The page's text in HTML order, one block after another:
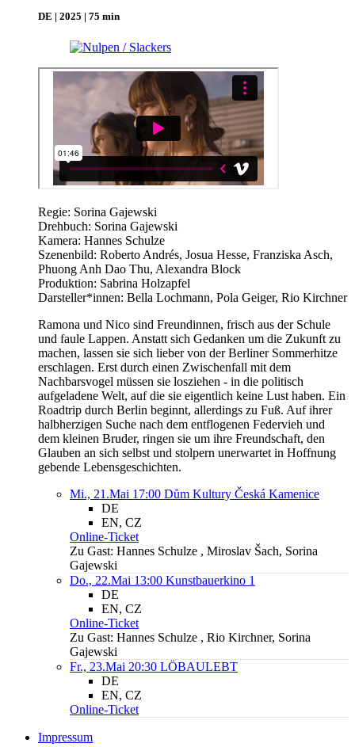
DE | 2025 | 75 min
Regie: Sorina Gajewski
Drehbuch: Sorina Gajewski
Kamera: Hannes Schulze
Szenenbild: Roberto Andrés, Josua Hesse, Franziska Asch,
Phuong Anh Dao Thu, Alexandra Block
Produktion: Sabrina Holzapfel
Darsteller*innen: Bella Lochmann, Pola Geiger, Rio Kirchner
Ramona und Nico sind Freundinnen, frisch aus der Schule
und faule Lappen. Anstatt sich Gedanken um die Zukunft zu
machen, lassen sie sich lieber von der Berliner Sommerhitze
erschlagen. Erst durch einen Zwischenfall mit dem
Nachbarsvogel müssen sie losziehen - in die politisch
aufgeladene Welt, auf die sie eigentlich keine Lust haben. Ein
Roadtrip durch Berlin beginnt, allerdings zu Fuß. Auf ihrer
halbherzigen Suche nach dem entflogenen Federvieh und
dem kleinen Bruder, ringen sie um ihre Freundschaft, den
Glauben an sich selbst und stolpern unerwartet in Hoffnung
gebende Lebensgeschichten.
Mi., 21.Mai 17:00 Dům Kultury Česká Kamenice
DE
EN, CZ
Online-Ticket
Zu Gast: Hannes Schulze , Miroslav Šach, Sorina
Gajewski
Do., 22.Mai 13:00 Kunstbauerkino 1
DE
EN, CZ
Online-Ticket
Zu Gast: Hannes Schulze , Rio Kirchner, Sorina
Gajewski
Fr., 23.Mai 20:30 LÖBAULEBT
DE
EN, CZ
Online-Ticket
Impressum